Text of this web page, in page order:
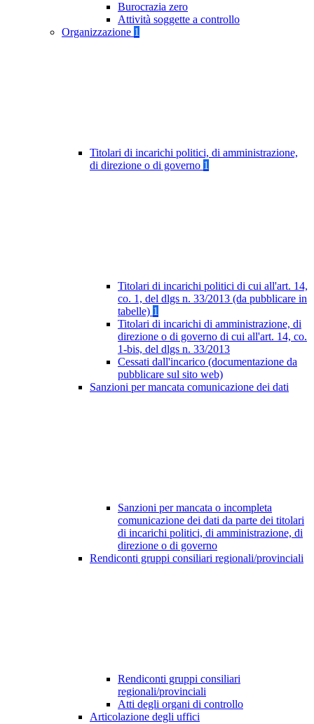
Burocrazia zero
Attività soggette a controllo
Organizzazione 1
Titolari di incarichi politici, di amministrazione,
di direzione o di governo 1
Titolari di incarichi politici di cui all'art. 14,
co. 1, del dlgs n. 33/2013 (da pubblicare in
tabelle) 1
Titolari di incarichi di amministrazione, di
direzione o di governo di cui all'art. 14, co.
1-bis, del dlgs n. 33/2013
Cessati dall'incarico (documentazione da
pubblicare sul sito web)
Sanzioni per mancata comunicazione dei dati
Sanzioni per mancata o incompleta
comunicazione dei dati da parte dei titolari
di incarichi politici, di amministrazione, di
direzione o di governo
Rendiconti gruppi consiliari regionali/provinciali
Rendiconti gruppi consiliari
regionali/provinciali
Atti degli organi di controllo
Articolazione degli uffici